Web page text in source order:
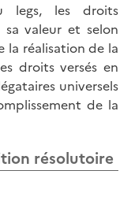
legs, les droits
valeur et selon
la réalisation de la
droits versés en
universels
de la
résolutoire